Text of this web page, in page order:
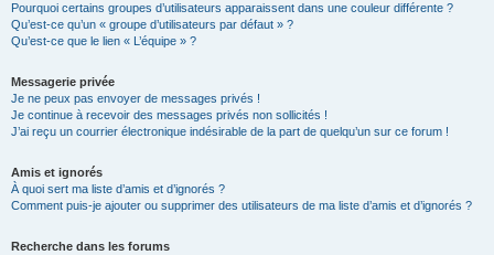
Pourquoi certains groupes d’utilisateurs apparaissent dans une couleur différente ?
Qu’est-ce qu’un « groupe d’utilisateurs par défaut » ?
Qu’est-ce que le lien « L’équipe » ?
Messagerie privée
Je ne peux pas envoyer de messages privés !
Je continue à recevoir des messages privés non sollicités !
J’ai reçu un courrier électronique indésirable de la part de quelqu’un sur ce forum !
Amis et ignorés
À quoi sert ma liste d’amis et d’ignorés ?
Comment puis-je ajouter ou supprimer des utilisateurs de ma liste d’amis et d’ignorés ?
Recherche dans les forums